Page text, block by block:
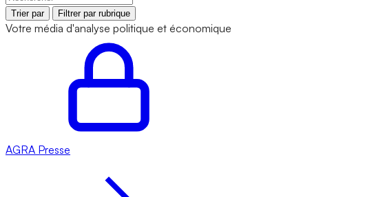
Trier par Filtrer par rubrique
Votre média d'analyse politique et économique
AGRA Presse